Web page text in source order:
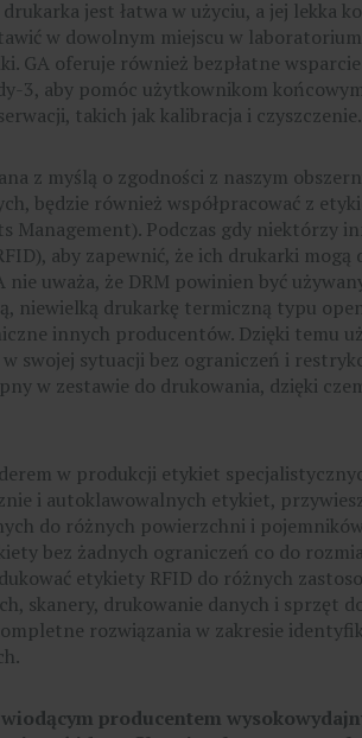
jest łatwa w użyciu, a jej lekka
w dowolnym miejscu w
GA oferuje również bezpłatne
3, aby pomóc użytkownikom
takich jak kalibracja i czyszczenie.
z myślą o zgodności z naszym
będzie również współpracować z
Management). Podczas gdy niektórzy
aby zapewnić, że ich drukarki
uważa, że DRM powinien być
niewielką drukarkę termiczną typu
innych producentów. Dzięki temu
swojej sytuacji bez ograniczeń i
w zestawie do drukowania, dzięki
w produkcji etykiet
i autoklawowalnych etykiet,
do różnych powierzchni i
bez żadnych ograniczeń co do
etykiety RFID do różnych
skanery, drukowanie danych i sprzęt
rozwiązania w zakresie
producentem